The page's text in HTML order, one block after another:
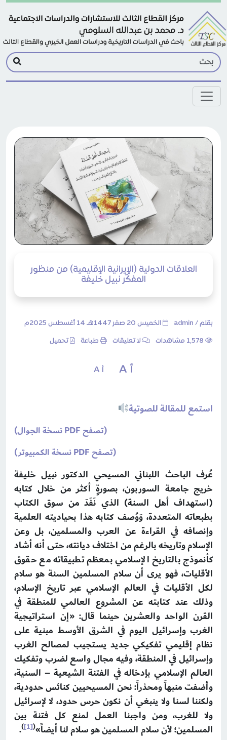
Skip to main content
العلاقات الدولية (الإيرانية الإقليمية) من منظور
المفكّر نبيل خليفة
بقلم / admin الخميس 20 صفر 1447هـ 14 أغسطس 2025م
لا تعليقات طباعة تحميل
أ A أ A
استمع للمقالة للصوتية
(تصفح PDF نسخة الجوال)
(تصفح PDF نسخة الكمبيوتر)
عُرف الباحث اللبناني المسيحي الدكتور نبيل خليفة
خريج جامعة السوربون، بصورةٍ أكثر من خلال كتابه
(استهداف أهل السنة) الذي نَفَدَ من سوق الكتاب
بطبعاته المتعددة، وَوُصف كتابه هذا بحياديته العلمية
وإنصافه في القراءة عن العرب والمسلمين، بل وعن
الإسلام وتاريخه بالرغم من اختلاف ديانته، حتى أنه أشاد
كأنموذج بالتاريخ الإسلامي بمعظم تطبيقاته مع حقوق
الأقليات، فهو يرى أن سلام المسلمين السنة هو سلام
لكل الأقليات في العالم الإسلامي عبر تاريخ الإسلام،
وذلك عند كتابته عن المشروع العالمي للمنطقة في
القرن الواحد والعشرين حينما قال: «إن استراتيجية
الغرب وإسرائيل اليوم في الشرق الأوسط مبنية على
نظام إقليمي تفكيكي جديد يستجيب لمصالح الغرب
وإسرائيل في المنطقة، وفيه مجال واسع لضرب وتفكيك
العالم الإسلامي بإدخاله في الفتنة الشيعية – السنية،
وأضفت منبهاً ومحذراً: نحن المسيحيين كنائس حدودية،
ولكننا لسنا ولا ينبغي أن نكون حرس حدود، لا لإسرائيل
ولا للغرب، ومن واجبنا العمل لمنع كل فتنة بين
المسلمين؛ لأن سلام المسلمين هو سلام لنا أيضاً»(
[1]
)
.